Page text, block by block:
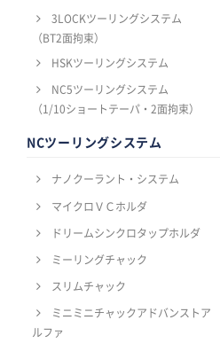
3LOCKツーリングシステム
（BT2面拘束）
HSKツーリングシステム
NC5ツーリングシステム
（1/10ショートテーパ・2面拘束）
NCツーリングシステム
ナノクーラント・システム
マイクロＶＣホルダ
ドリームシンクロタップホルダ
ミーリングチャック
スリムチャック
ミニミニチャックアドバンストア
ルファ